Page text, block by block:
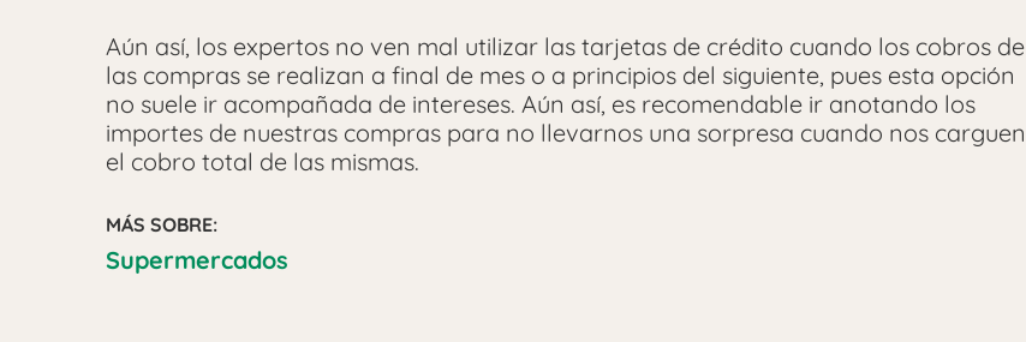
Aún así, los expertos no ven mal utilizar las tarjetas de crédito cuando los cobros de
las compras se realizan a final de mes o a principios del siguiente, pues esta opción
no suele ir acompañada de intereses. Aún así, es recomendable ir anotando los
importes de nuestras compras para no llevarnos una sorpresa cuando nos carguen
el cobro total de las mismas.
MÁS SOBRE:
Supermercados